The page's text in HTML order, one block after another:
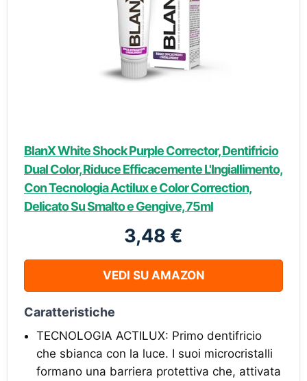
BlanX White Shock Purple Corrector, Dentifricio
Dual Color, Riduce Efficacemente L'Ingiallimento,
Con Tecnologia Actilux e Color Correction,
Delicato Su Smalto e Gengive, 75ml
3,48 €
VEDI SU AMAZON
Caratteristiche
TECNOLOGIA ACTILUX: Primo dentifricio
che sbianca con la luce. I suoi microcristalli
formano una barriera protettiva che, attivata